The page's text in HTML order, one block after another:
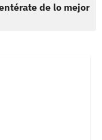
de lo mejor